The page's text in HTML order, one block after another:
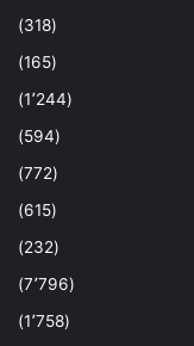
(318)
(165)
(1٬244)
(594)
(772)
(615)
(232)
(7٬796)
(1٬758)